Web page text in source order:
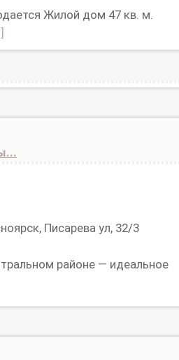
Жилой дом 47 кв. м.
Писарева ул, 32/3
районе — идеальное